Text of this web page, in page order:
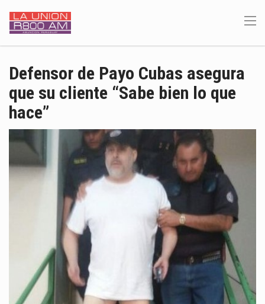
Defensor de Payo Cubas asegura
que su cliente “Sabe bien lo que
hace”